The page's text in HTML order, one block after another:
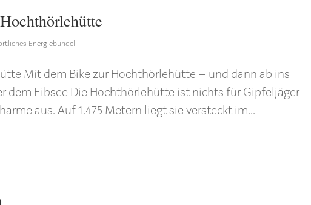
Energiebündel
Mit dem Bike zur Hochthörlehütte – und dann ab ins
dem Eibsee Die Hochthörlehütte ist nichts für Gipfeljäger –
aus. Auf 1.475 Metern liegt sie versteckt im...